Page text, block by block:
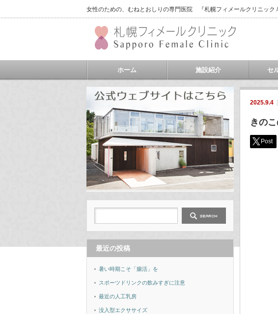
女性のための、むねとおしりの専門医院 『札幌フィメールクリニック /
ホーム 施設紹介 セ
2025.9.4
きの
Post
最近の投稿
暑い時期こそ「腸活」を
スポーツドリンクの飲みすぎに注意
最近の人工乳房
没入型エクササイズ